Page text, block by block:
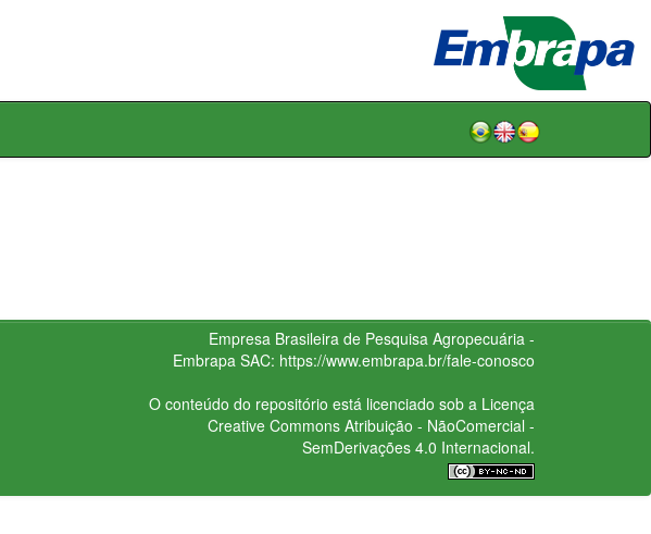
Empresa Brasileira de Pesquisa Agropecuária -
Embrapa SAC: https://www.embrapa.br/fale-conosco
O conteúdo do repositório está licenciado sob a Licença
Creative CommonsAtribuição - NãoComercial -
SemDerivações 4.0 Internacional.